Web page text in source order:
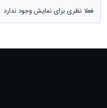
فعلا نظری برای نمایش وجود ندارد